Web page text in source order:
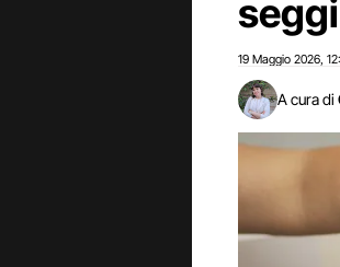
19 Maggio 2026
A cura di